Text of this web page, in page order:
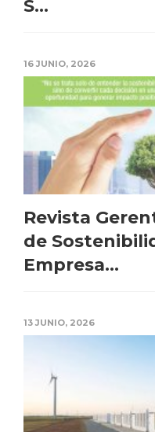
S...
16 JUNIO, 2026
Revista
de
Empresa...
13 JUNIO, 2026